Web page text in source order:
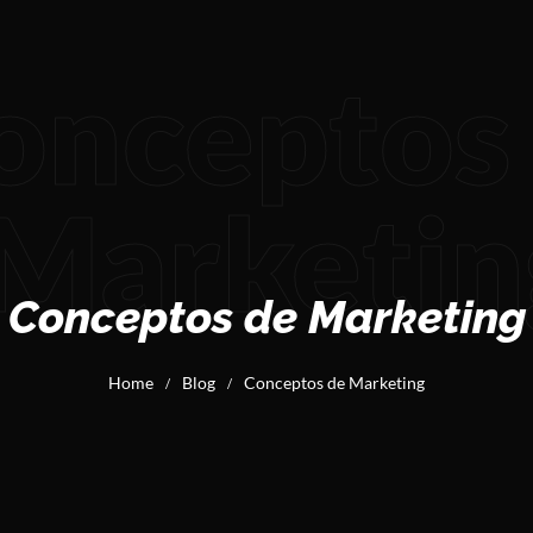
Conceptos de Marketing
Home / Blog / Conceptos de Marketing